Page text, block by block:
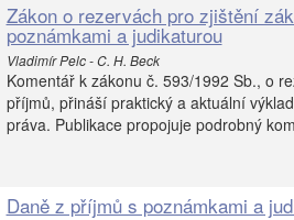
Zákon o rezervách pro zjištění
poznámkami a judikaturou
Vladimír Pelc - C. H. Beck
Komentář k zákonu č. 593/1992 Sb., o
příjmů, přináší praktický a aktuální
práva. Publikace propojuje podrobný
Daně z příjmů s poznámkami a